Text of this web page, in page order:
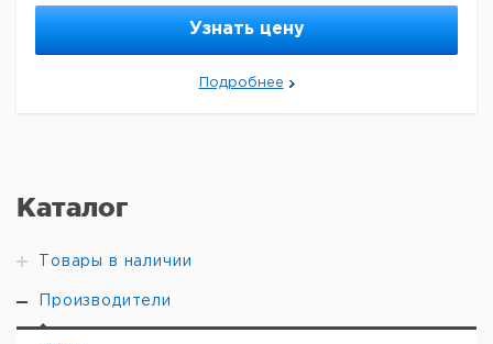
Каталог
Товары в наличии
Производители
Узнать цену
Подробнее